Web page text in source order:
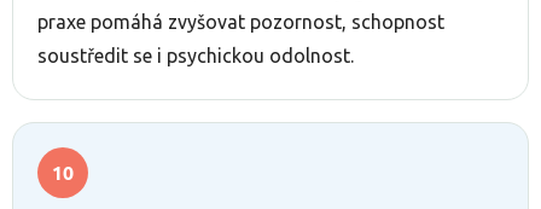
praxe pomáhá zvyšovat pozornost, schopnost
soustředit se i psychickou odolnost.